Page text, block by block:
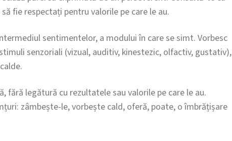
fie respectați pentru valorile pe care le au.
sentimentelor, a modului în care se simt. Vorbesc
senzoriali (vizual, auditiv, kinestezic, olfactiv, gustativ),
fără legătură cu rezultatele sau valorile pe care le au.
zâmbește-le, vorbește cald, oferă, poate, o îmbrățișare